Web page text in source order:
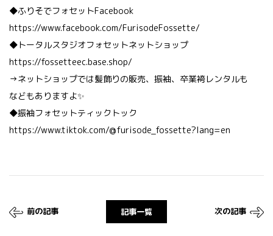
◆ふりそでフォセットFacebook
https://www.facebook.com/FurisodeFossette/
◆トータルスタジオフォセットネットショップ
https://fossetteec.base.shop/
→ネットショップでは髪飾りの販売、振袖、卒業袴レンタルも
などもありますよ✨
◆振袖フォセットティックトック
https://www.tiktok.com/@furisode_fossette?lang=en
前の記事 記事一覧 次の記事